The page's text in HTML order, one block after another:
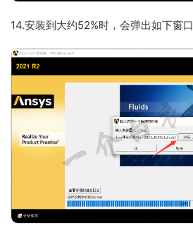
14.安装到大约52%时，会弹出如下窗